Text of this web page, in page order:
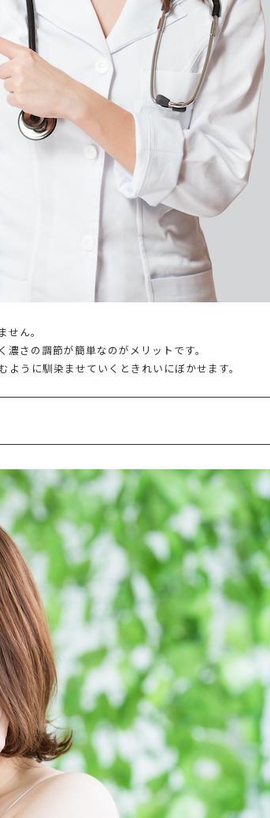
ん。
さの調節が簡単なのがメリットです。
うに馴染ませていくときれいにぼかせます。